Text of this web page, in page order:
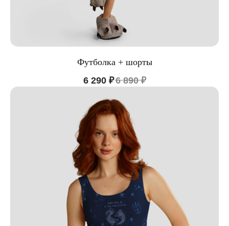
Футболка + шорты
6 290 ₽6 890 ₽